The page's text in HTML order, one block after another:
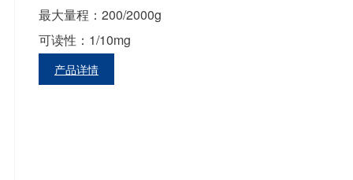
最大量程：200/2000g
可读性：1/10mg
产品详情